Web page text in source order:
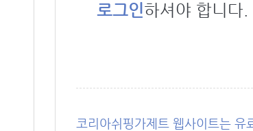
로그인하셔야 합니다.
코리아쉬핑가제트 웹사이트는 유